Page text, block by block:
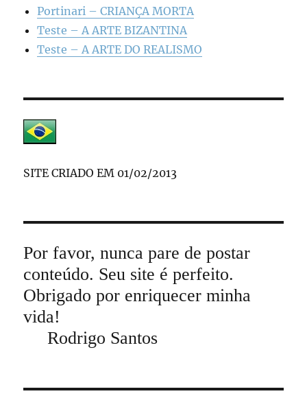
Portinari – CRIANÇA MORTA
Teste – A ARTE BIZANTINA
Teste – A ARTE DO REALISMO
SITE CRIADO EM 01/02/2013
Por favor, nunca pare de postar
conteúdo. Seu site é perfeito.
Obrigado por enriquecer minha
vida!
Rodrigo Santos